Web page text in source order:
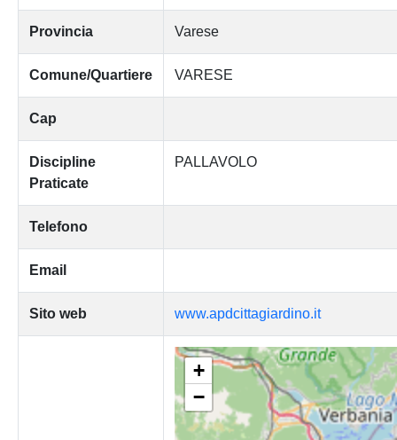
Provincia Varese
Comune/Quartiere VARESE
Cap
Discipline
Praticate
PALLAVOLO
Telefono
Email
Sito web www.apdcittagiardino.it
+
−